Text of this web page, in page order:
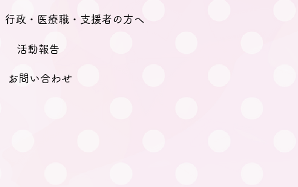
行政・医療職・支援者の方へ
活動報告
お問い合わせ